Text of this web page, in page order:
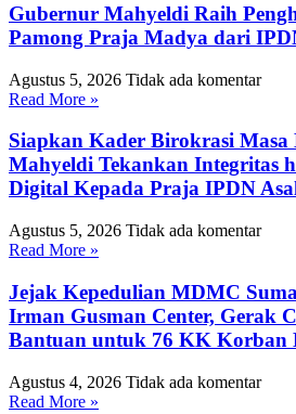
Gubernur Mahyeldi Raih
Pamong Praja Madya dari
Agustus 5, 2026 Tidak ada komentar
Read More »
Siapkan Kader Birokrasi Masa
Mahyeldi Tekankan Integritas
Digital Kepada Praja IPDN
Agustus 5, 2026 Tidak ada komentar
Read More »
Jejak Kepedulian MDMC
Irman Gusman Center, Gerak
Bantuan untuk 76 KK Korban
Agustus 4, 2026 Tidak ada komentar
Read More »